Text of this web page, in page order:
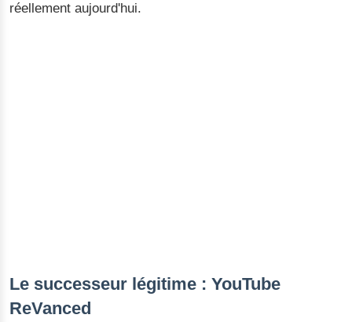
réellement aujourd'hui.
Le successeur légitime : YouTube
ReVanced